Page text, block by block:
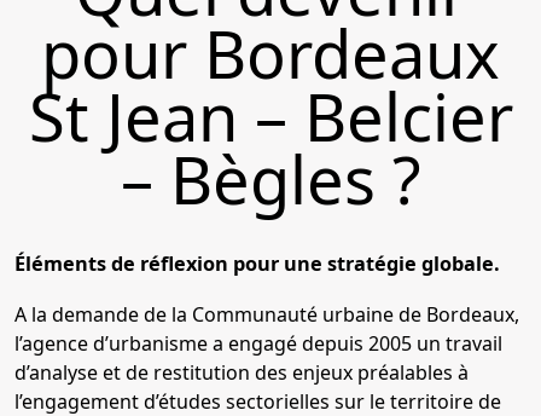
pour Bordeaux
St Jean – Belcier
– Bègles ?
Éléments de réflexion pour une stratégie globale.
A la demande de la Communauté urbaine de Bordeaux,
l’agence d’urbanisme a engagé depuis 2005 un travail
d’analyse et de restitution des enjeux préalables à
l’engagement d’études sectorielles sur le territoire de